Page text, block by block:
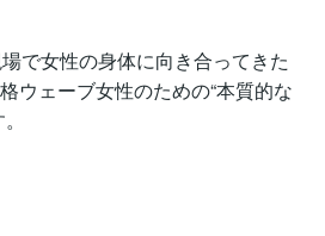
で女性の身体に向き合ってきた
ウェーブ女性のための“本質的な